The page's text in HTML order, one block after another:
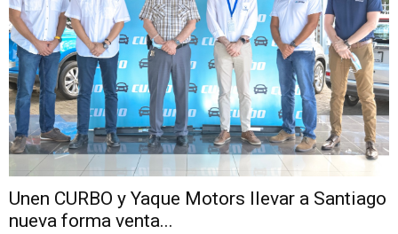
Unen CURBO y Yaque Motors llevar a Santiago
nueva forma venta...